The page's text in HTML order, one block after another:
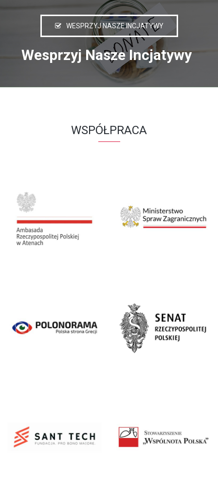
WESPRZYJ NASZE INCJATYWY
Wesprzyj Nasze Incjatywy
WSPÓŁPRACA